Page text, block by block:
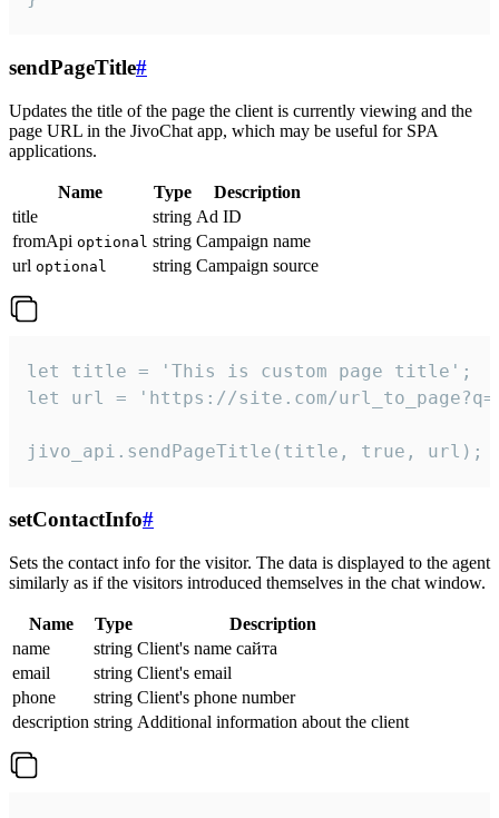
sendPageTitle#
Updates the title of the page the client is currently viewing and the
page URL in the JivoChat app, which may be useful for SPA
applications.
Name Type
Description
title
string Ad ID
fromApi optional string Campaign name
url optional string Campaign source
let title = 'This is custom page title';
let url = 'https://site.com/
jivo_api.sendPageTitle(title, true, url);
setContactInfo#
Sets the contact info for the visitor. The data is displayed to the agent
similarly as if the visitors introduced themselves in the chat window.
Name Type
Description
name
string Client's name сайта
email
string Client's email
phone
string Client's phone number
description string Additional information about the client